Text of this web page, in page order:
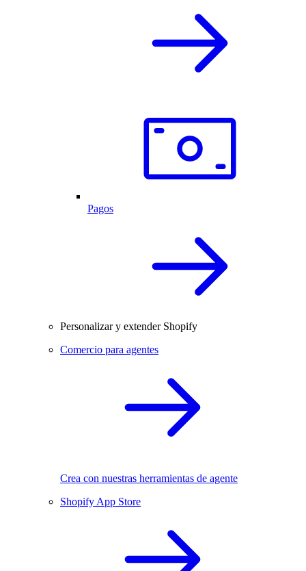
Pagos
Personalizar y extender Shopify
Comercio para agentes
Crea con nuestras herramientas de agente
Shopify App Store